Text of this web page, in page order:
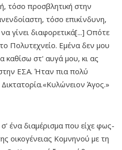
τόσο προσβλητική στην
τόσο επικίνδυνη,
γίνει διαφορετικά[...] Οπότε
Πολυτεχνείο. Εμένα δεν μου
καθίσω στ' αυγά μου, κι ας
ΕΣΑ. Ήταν πια πολύ
Άγος.»
ένα διαμέρισμα που είχε φως-
οικογένειας Κομνηνού με τη